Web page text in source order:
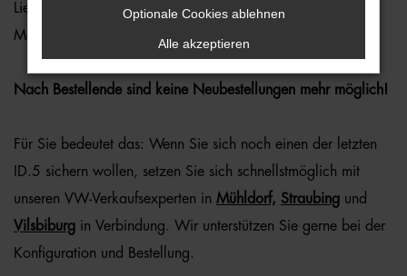
Lieferfähigkeit von bestimmten Ausstattungen,
Motorisierungen und Farben kommen.
Nach Bestellende sind keine Neubestellungen mehr möglich!
Für Sie bedeutet das: Wenn Sie sich noch einen der letzten
ID.5 sichern wollen, setzen Sie sich schnellstmöglich mit
unseren VW-Verkaufsexperten in Mühldorf, Straubing und
Vilsbiburg in Verbindung. Wir unterstützen Sie gerne bei der
Konfiguration und Bestellung.
Optionale Cookies ablehnen
Alle akzeptieren